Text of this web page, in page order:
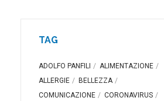
TAG
ADOLFO PANFILI
ALIMENTAZIONE
ALLERGIE
BELLEZZA
COMUNICAZIONE
CORONAVIRUS